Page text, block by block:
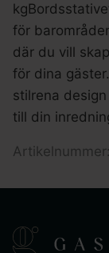
för
där du vill
för dina
stilrena
till din